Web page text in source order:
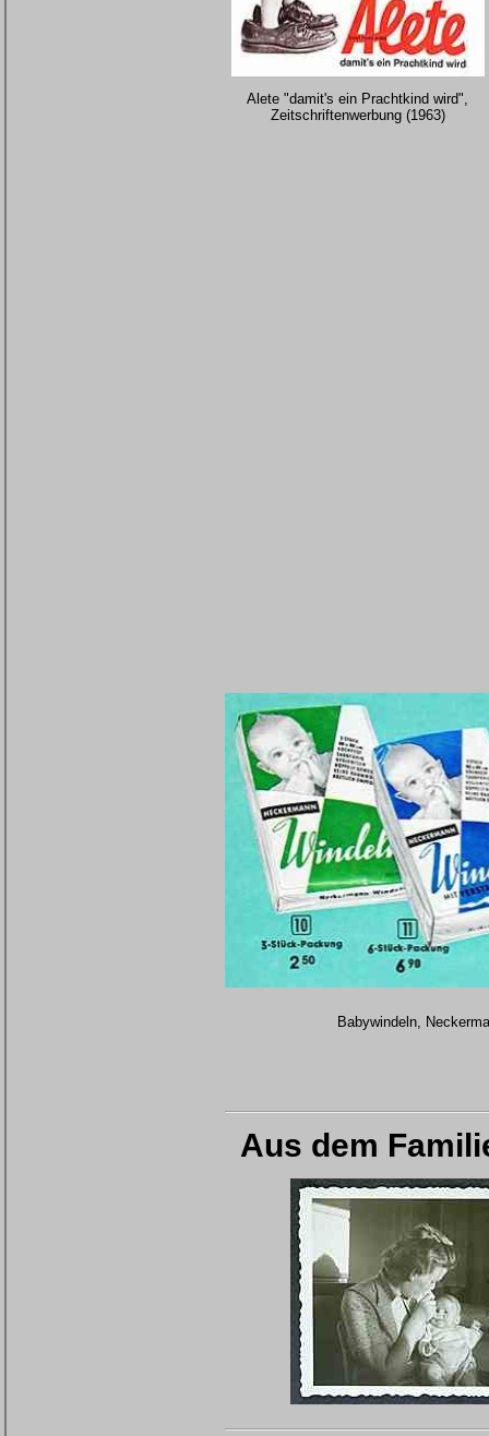
Alete "damit's ein Prachtkind wird",
Zeitschriftenwerbung (1963)
Babywindeln,
Aus dem